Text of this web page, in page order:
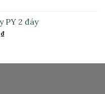
PY 2 đáy
₫